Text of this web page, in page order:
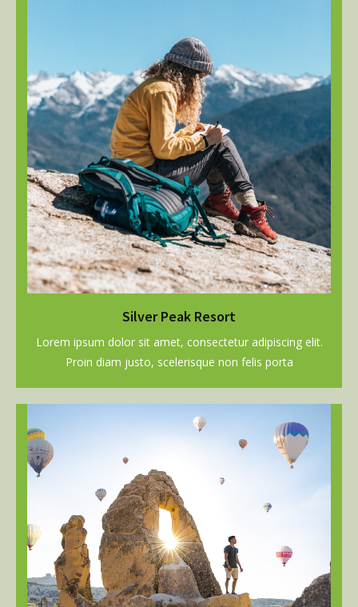
Silver Peak Resort
Lorem ipsum dolor sit amet, consectetur adipiscing elit.
Proin diam justo, scelerisque non felis porta